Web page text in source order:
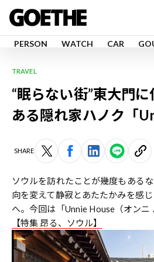
PERSON WATCH CAR
TRAVEL
“眠らない街”東大門
ある隠れ家ハノク「
SHARE
ソウルを訪れたことが幾度もある
向を変えて静寂とあたたかみを感じ
へ。今回は「Unnie House（オンニ
【特集 昂る、ソウル】